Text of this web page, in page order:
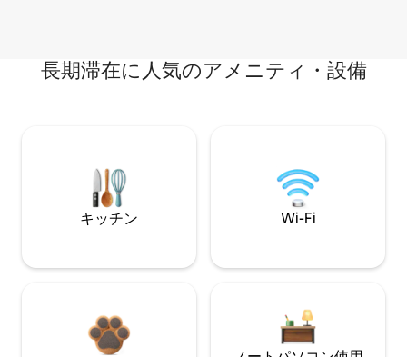
長期滞在に人気のアメニティ・設備
キッチン Wi-Fi